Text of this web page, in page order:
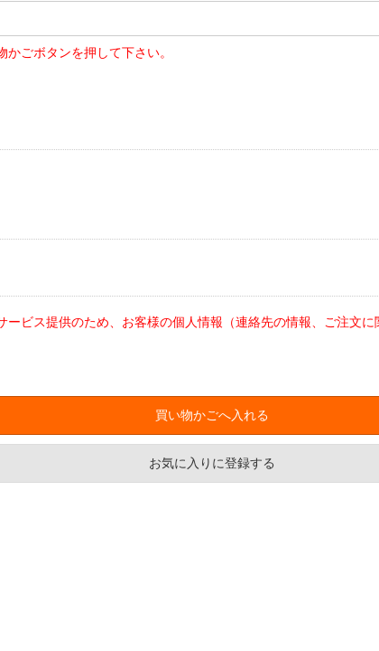
ごボタンを押して下さい。
ビス提供のため、お客様の個人情報（連絡先の情報、ご注文
お気に入りに登録する